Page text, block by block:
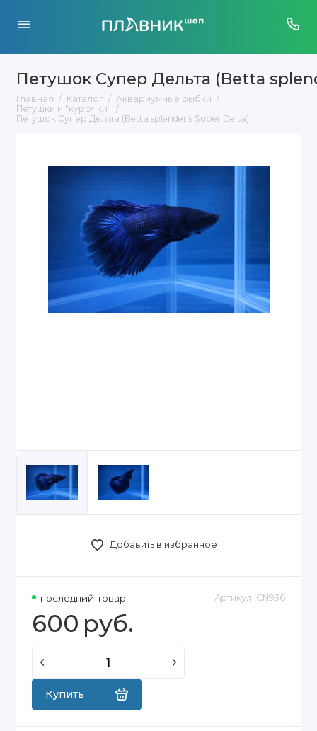
Петушок Супер Дельта (Betta
Главная Каталог
Аквариумные рыбки
Петушки и “курочки”
Петушок Супер Дельта (Betta splendens Super Delta)
Добавить в избранное
последний товар Артикул: CN936
600 руб.
Купить